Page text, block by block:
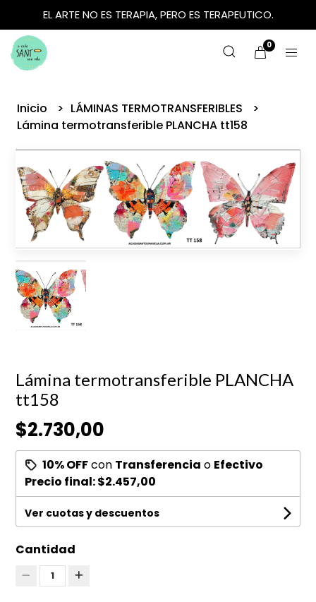
EL ARTE NO ES TERAPIA, PERO ES TERAPEUTICO.
0
Inicio
LÁMINAS TERMOTRANSFERIBLES
Lámina termotransferible PLANCHA tt158
Lámina termotransferible PLANCHA
tt158
$2.730,00
10% OFFcon Transferencia o Efectivo
Precio final:$2.457,00
Ver cuotas y descuentos
Cantidad
1